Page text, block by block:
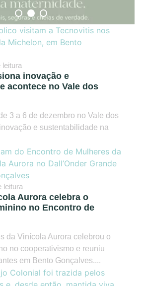
leitura
inovação e
acontece no Vale dos
3 a 6 de dezembro no Vale dos
e sustentabilidade na
leitura
Aurora celebra o
no Encontro de
da Vinícola Aurora celebrou o
no cooperativismo e reuniu
em Bento Gonçalves....